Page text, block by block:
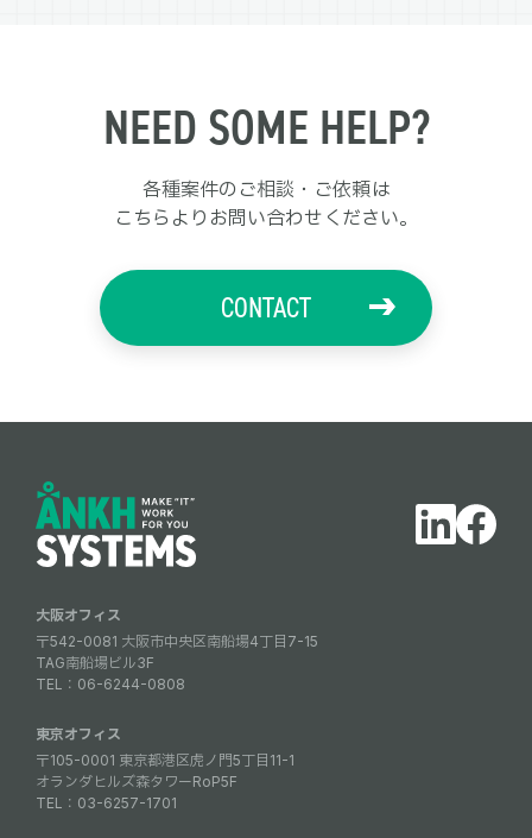
NEED SOME HELP?
各種案件のご相談・ご依頼は
こちらよりお問い合わせください。
CONTACT
大阪オフィス
〒542-0081 大阪市中央区南船場4丁目7-15
TAG南船場ビル3F
TEL： 06-6244-0808
東京オフィス
〒105-0001 東京都港区虎ノ門5丁目11-1
オランダヒルズ森タワーRoP5F
TEL： 03-6257-1701